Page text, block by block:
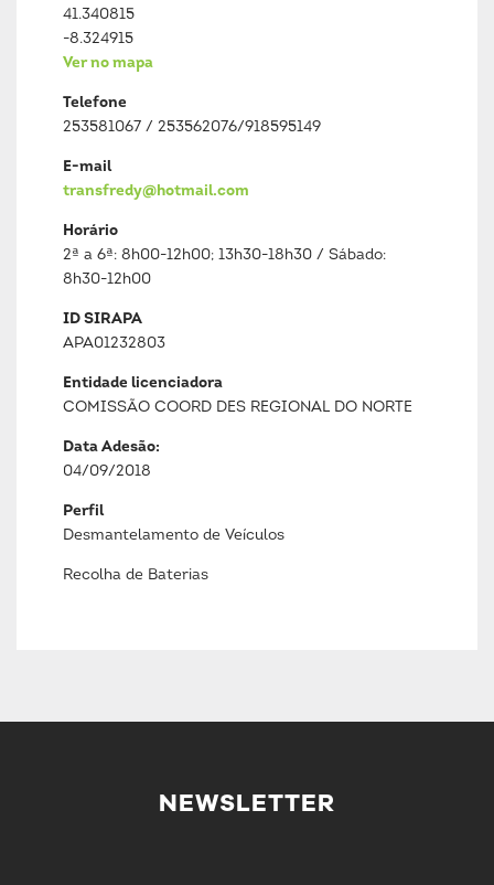
41.340815
-8.324915
Ver no mapa
Telefone
253581067 / 253562076/918595149
E-mail
transfredy@hotmail.com
Horário
2ª a 6ª: 8h00-12h00; 13h30-18h30 / Sábado:
8h30-12h00
ID SIRAPA
APA01232803
Entidade licenciadora
COMISSÃO COORD DES REGIONAL DO NORTE
Data Adesão:
04/09/2018
Perfil
Desmantelamento de Veículos
Recolha de Baterias
NEWSLETTER